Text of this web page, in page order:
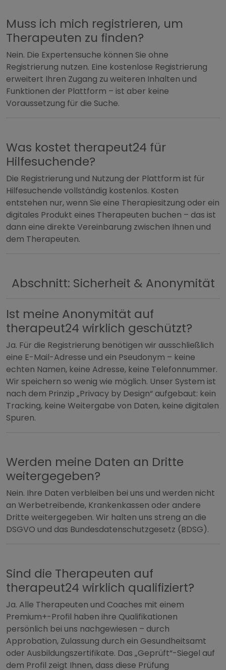
Muss ich mich registrieren, um
Therapeuten zu finden?
Nein. Die Expertensuche können Sie ohne
Registrierung nutzen. Eine kostenlose Registrierung
erweitert Ihren Zugang zu weiteren Inhalten und
Funktionen der Plattform – ist aber keine
Voraussetzung für die Suche.
Was kostet therapeut24 für
Hilfesuchende?
Die Registrierung und Nutzung der Plattform ist für
Hilfesuchende vollständig kostenlos. Kosten
entstehen nur, wenn Sie eine Therapiesitzung oder ein
digitales Produkt eines Therapeuten buchen – das ist
dann eine direkte Vereinbarung zwischen Ihnen und
dem Therapeuten.
Abschnitt: Sicherheit & Anonymität
Ist meine Anonymität auf
therapeut24 wirklich geschützt?
Ja. Für die Registrierung benötigen wir ausschließlich
eine E-Mail-Adresse und ein Pseudonym – keine
echten Namen, keine Adresse, keine Telefonnummer.
Wir speichern so wenig wie möglich. Unser System ist
nach dem Prinzip „Privacy by Design“ aufgebaut: kein
Tracking, keine Weitergabe von Daten, keine digitalen
Spuren.
Werden meine Daten an Dritte
weitergegeben?
Nein. Ihre Daten verbleiben bei uns und werden nicht
an Werbetreibende, Krankenkassen oder andere
Dritte weitergegeben. Wir halten uns streng an die
DSGVO und das Bundesdatenschutzgesetz (BDSG).
Sind die Therapeuten auf
therapeut24 wirklich qualifiziert?
Ja. Alle Therapeuten und Coaches mit einem
Premium+-Profil haben ihre Qualifikationen
persönlich bei uns nachgewiesen – durch
Approbation, Zulassung durch ein Gesundheitsamt
oder Ausbildungszertifikate. Das „Geprüft“-Siegel auf
dem Profil zeigt Ihnen, dass diese Prüfung